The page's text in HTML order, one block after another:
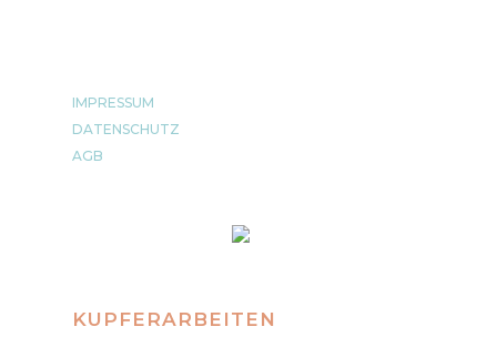
IMPRESSUM
DATENSCHUTZ
AGB
KUPFERARBEITEN